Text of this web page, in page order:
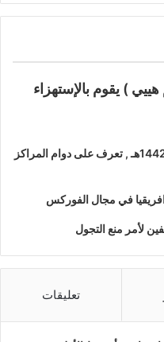
) يقوم بالإستهزاء
دوام المراكز الصحية خلال شهر رمضان 1442هـ , تعرف على دوام المراكز
في مجال الفوركس
تعليقات